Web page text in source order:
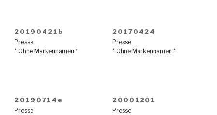
20190421b
Presse
* Ohne Markennamen *
20170424
Presse
* Ohne Markennamen *
20190714e
Presse
20001201
Presse